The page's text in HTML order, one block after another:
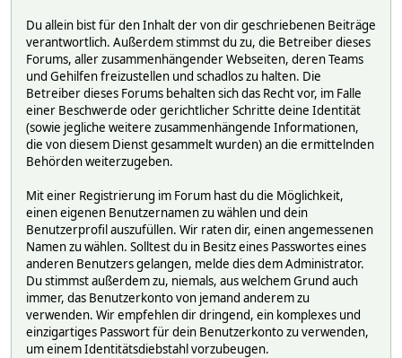
Du allein bist für den Inhalt der von dir geschriebenen Beiträge
verantwortlich. Außerdem stimmst du zu, die Betreiber dieses
Forums, aller zusammenhängender Webseiten, deren Teams
und Gehilfen freizustellen und schadlos zu halten. Die
Betreiber dieses Forums behalten sich das Recht vor, im Falle
einer Beschwerde oder gerichtlicher Schritte deine Identität
(sowie jegliche weitere zusammenhängende Informationen,
die von diesem Dienst gesammelt wurden) an die ermittelnden
Behörden weiterzugeben.
Mit einer Registrierung im Forum hast du die Möglichkeit,
einen eigenen Benutzernamen zu wählen und dein
Benutzerprofil auszufüllen. Wir raten dir, einen angemessenen
Namen zu wählen. Solltest du in Besitz eines Passwortes eines
anderen Benutzers gelangen, melde dies dem Administrator.
Du stimmst außerdem zu, niemals, aus welchem Grund auch
immer, das Benutzerkonto von jemand anderem zu
verwenden. Wir empfehlen dir dringend, ein komplexes und
einzigartiges Passwort für dein Benutzerkonto zu verwenden,
um einem Identitätsdiebstahl vorzubeugen.